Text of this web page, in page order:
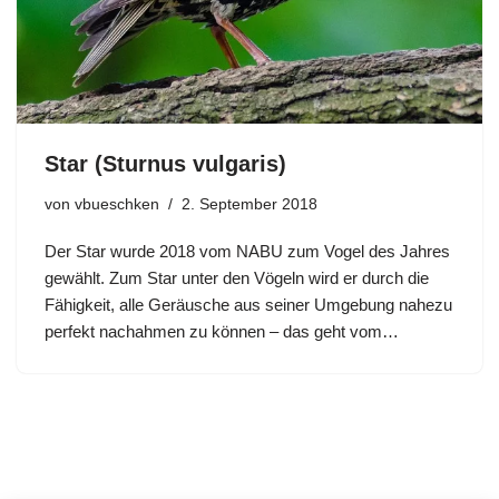
Star (Sturnus vulgaris)
von vbueschken 2. September 2018
Der Star wurde 2018 vom NABU zum Vogel des Jahres
gewählt. Zum Star unter den Vögeln wird er durch die
Fähigkeit, alle Geräusche aus seiner Umgebung nahezu
perfekt nachahmen zu können – das geht vom…